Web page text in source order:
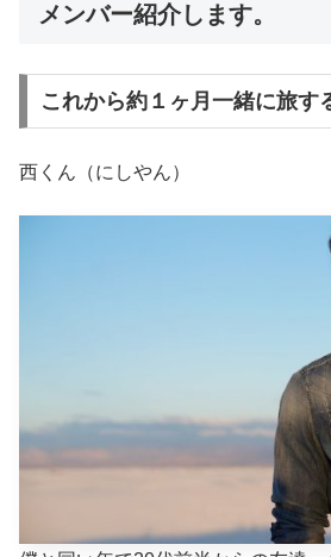
メンバー紹介します。
これから約１ヶ月一緒に旅す
西くん（にしやん）